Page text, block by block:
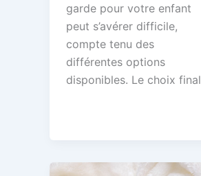
garde pour votre enfant
peut s’avérer difficile,
compte tenu des
différentes options
disponibles. Le choix final